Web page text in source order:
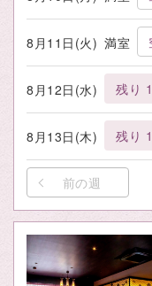
8月11日(火) 満室
8月12日(水) 残り
8月13日(木) 残り
前の週